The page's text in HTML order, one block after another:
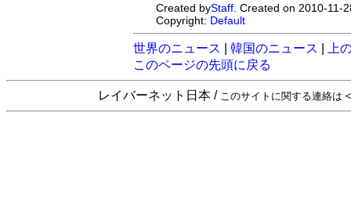
Created byStaff . Created on 2010-
Copyright: Default
世界のニュース 韓国のニュース
上
このページの先頭に戻る
レイバーネット日本 / このサイトに関する連絡は